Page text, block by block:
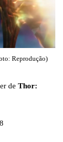
Reprodução)
de Thor: